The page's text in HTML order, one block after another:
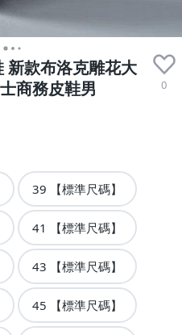
新款布洛克雕花大
商務皮鞋男
0
39 【標準尺碼】
41 【標準尺碼】
43 【標準尺碼】
45 【標準尺碼】